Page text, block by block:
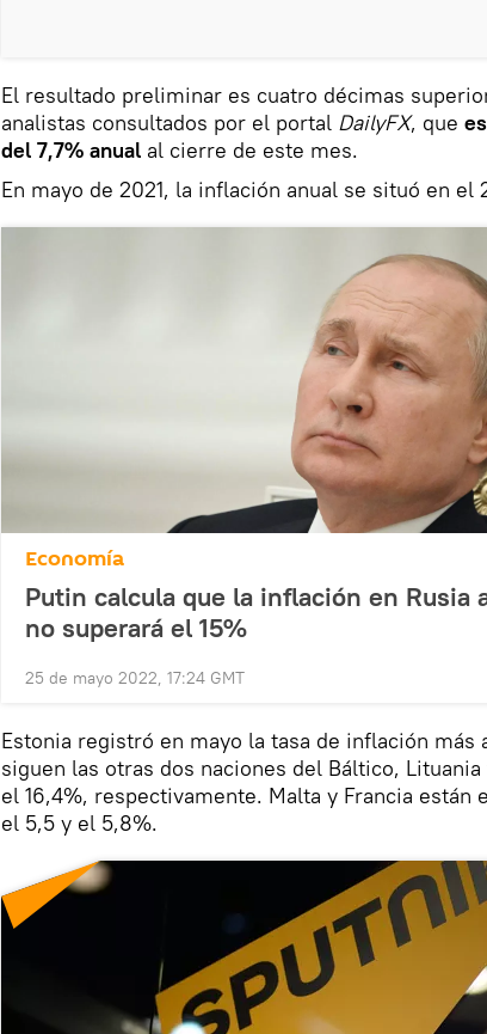
El resultado preliminar es cuatro décimas
analistas consultados por el portal DailyFX, que
del 7,7% anual al cierre de este mes.
En mayo de 2021, la inflación anual se situó en el
Economía
Putin calcula que la inflación en Rusia
no superará el 15%
25 de mayo 2022, 17:24 GMT
Estonia registró en mayo la tasa de inflación más
siguen las otras dos naciones del Báltico,
el 16,4%, respectivamente. Malta y Francia están
el 5,5 y el 5,8%.